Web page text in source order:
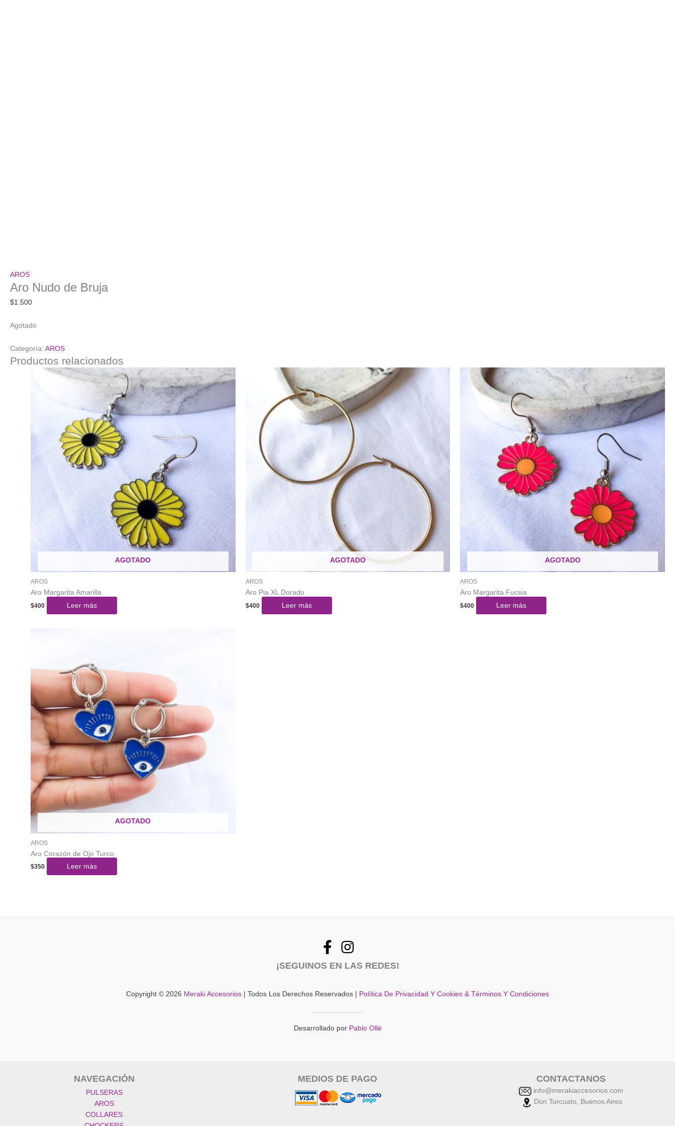
AROS
Aro Nudo de Bruja
$1.500
Agotado
Categoría: AROS
Productos relacionados
AGOTADO
AROS
Aro Margarita Amarilla
$400 Leer más
AGOTADO
AROS
Aro Pia XL Dorado
$400 Leer más
AGOTADO
AROS
Aro Margarita Fucsia
$400 Leer más
AGOTADO
AROS
Aro Corazón de Ojo Turco
$350 Leer más
¡SEGUINOS EN LAS REDES!
Copyright © 2026 Meraki Accesorios | Todos Los Derechos Reservados | Política De Privacidad Y Cookies & Términos Y Condiciones
Desarrollado por Pablo Ollé
NAVEGACIÓN
PULSERAS
AROS
COLLARES
MEDIOS DE PAGO CONTACTANOS
info@merakiaccesorios.com
Don Torcuato, Buenos Aires